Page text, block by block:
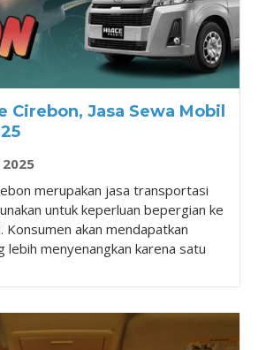
Cirebon, Jasa Sewa Mobil
merupakan jasa transportasi
untuk keperluan bepergian ke
Konsumen akan mendapatkan
lebih menyenangkan karena satu